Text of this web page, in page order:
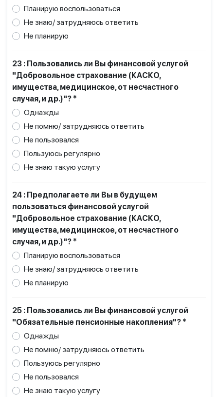
Планирую воспользоваться
Не знаю/ затрудняюсь ответить
Не планирую
23 : Пользовались ли Вы финансовой услугой
"Добровольное страхование (КАСКО,
имущества, медицинское, от несчастного
случая, и др.)"? *
Однажды
Не помню/ затрудняюсь ответить
Не пользовался
Пользуюсь регулярно
Не знаю такую услугу
24 : Предполагаете ли Вы в будущем
пользоваться финансовой услугой
"Добровольное страхование (КАСКО,
имущества, медицинское, от несчастного
случая, и др.)"? *
Планирую воспользоваться
Не знаю/ затрудняюсь ответить
Не планирую
25 : Пользовались ли Вы финансовой услугой
"Обязательные пенсионные накопления"? *
Однажды
Не помню/ затрудняюсь ответить
Пользуюсь регулярно
Не пользовался
Не знаю такую услугу